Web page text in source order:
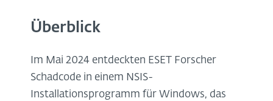
Überblick
Im Mai 2024 entdeckten ESET Forscher
Schadcode in einem NSIS-
Installationsprogramm für Windows, das